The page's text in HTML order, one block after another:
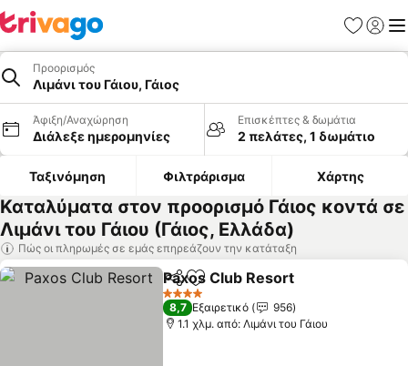
Προορισμός
Λιμάνι του Γάιου, Γάιος
Άφιξη/Αναχώρηση
Διάλεξε ημερομηνίες
Επισκέπτες & δωμάτια
2 πελάτες, 1 δωμάτιο
Ταξινόμηση Φιλτράρισμα Χάρτης
Καταλύματα στον προορισμό Γάιος κοντά σε
Λιμάνι του Γάιου (Γάιος, Ελλάδα)
Πώς οι πληρωμές σε εμάς επηρεάζουν την κατάταξη
Κοινοποίηση
Προσθήκη στα αγαπημένα
Paxos Club Resort
4 Αστέρια
8,7 Εξαιρετικό
956
1.1 χλμ. από: Λιμάνι του Γάιου